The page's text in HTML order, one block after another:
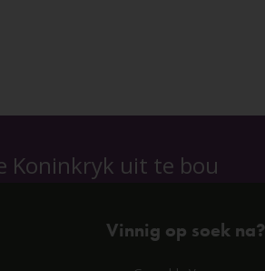
Koninkryk uit te bou
Vinnig op soek na?